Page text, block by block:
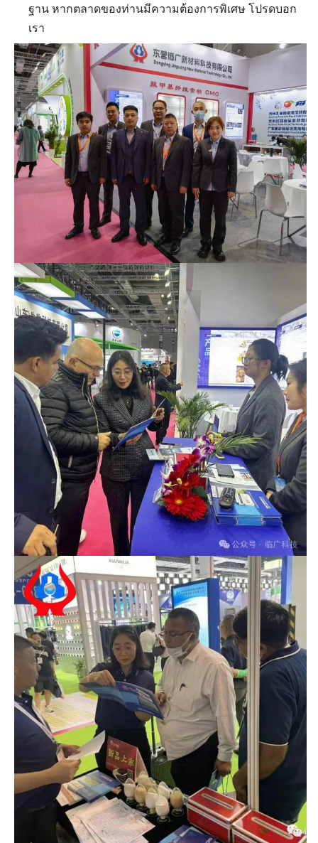
ฐาน หากตลาดของท่านมีความต้องการพิเศษ โปรดบอก
เรา